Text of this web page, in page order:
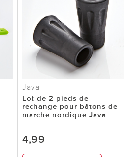
Java
Lot de 2 pieds de
rechange pour bâtons de
marche nordique Java
4,99